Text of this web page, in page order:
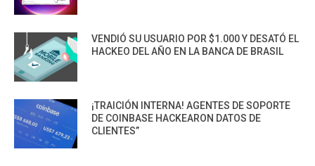
VENDIÓ SU USUARIO POR $1.000 Y DESATÓ EL
HACKEO DEL AÑO EN LA BANCA DE BRASIL
¡TRAICIÓN INTERNA! AGENTES DE SOPORTE
DE COINBASE HACKEARON DATOS DE
CLIENTES”